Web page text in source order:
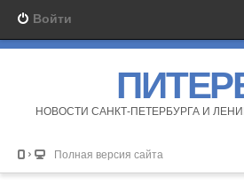
Войти
НОВОСТИ САНКТ-ПЕТЕРБУРГА И
Полная версия сайта